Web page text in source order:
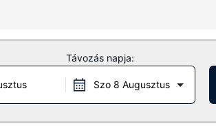
a helyszíni szabadidős szolgáltatásokat
ingyenes wifihozzáférés és bankett-
reggeli naponta 6:00 és 9:00 között.
Távozás napja:
Szo 8 Augusztus